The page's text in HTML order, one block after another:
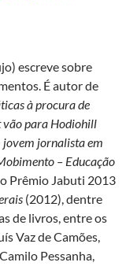
escreve sobre
É autor de
à procura de
vão para Hodiohill
jovem jornalista em
– Educação
Prêmio Jabuti 2013
(2012), dentre
de livros, entre os
Vaz de Camões,
Pessanha,